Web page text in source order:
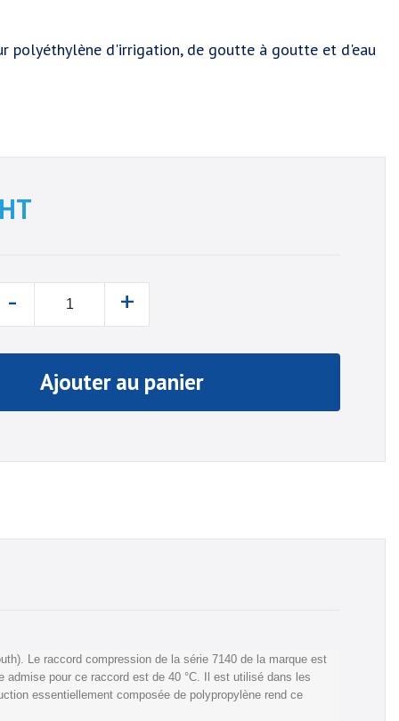
polyéthylène d'irrigation, de goutte à goutte et d'eau
- +
Ajouter au panier
Le raccord compression de la série 7140 de la marque est
admise pour ce raccord est de 40 °C. Il est utilisé dans les
essentiellement composée de polypropylène rend ce